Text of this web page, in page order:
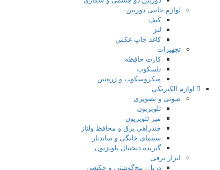
لوازم جانبی دوربین
کیف
لنز
کاغذ چاپ عکس
تجهیزات
کارت حافظه
تلسکوپ
میکروسکوپ و زره‌بین
لوازم الکتریکی
صوتی و تصویری
تلویزیون
میز تلویزیون
چندراهی برق و محافظ ولتاژ
سینمای خانگی و ساندبار
گیرنده دیجیتال تلویزیون
ابزار برقی
دریل، پیچ‌گوشتی و چکشی